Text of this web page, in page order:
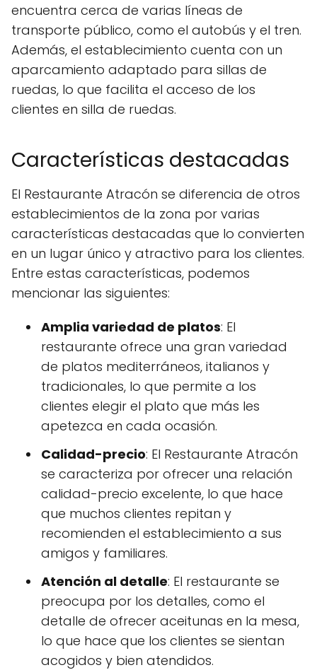
encuentra cerca de varias líneas de
transporte público, como el autobús y el tren.
Además, el establecimiento cuenta con un
aparcamiento adaptado para sillas de
ruedas, lo que facilita el acceso de los
clientes en silla de ruedas.
Características destacadas
El Restaurante Atracón se diferencia de otros
establecimientos de la zona por varias
características destacadas que lo convierten
en un lugar único y atractivo para los clientes.
Entre estas características, podemos
mencionar las siguientes:
Amplia variedad de platos: El
restaurante ofrece una gran variedad
de platos mediterráneos, italianos y
tradicionales, lo que permite a los
clientes elegir el plato que más les
apetezca en cada ocasión.
Calidad-precio: El Restaurante Atracón
se caracteriza por ofrecer una relación
calidad-precio excelente, lo que hace
que muchos clientes repitan y
recomienden el establecimiento a sus
amigos y familiares.
Atención al detalle: El restaurante se
preocupa por los detalles, como el
detalle de ofrecer aceitunas en la mesa,
lo que hace que los clientes se sientan
acogidos y bien atendidos.